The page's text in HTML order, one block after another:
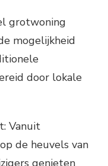
grotwoning
mogelijkheid
door lokale
Vanuit
de heuvels van
genieten